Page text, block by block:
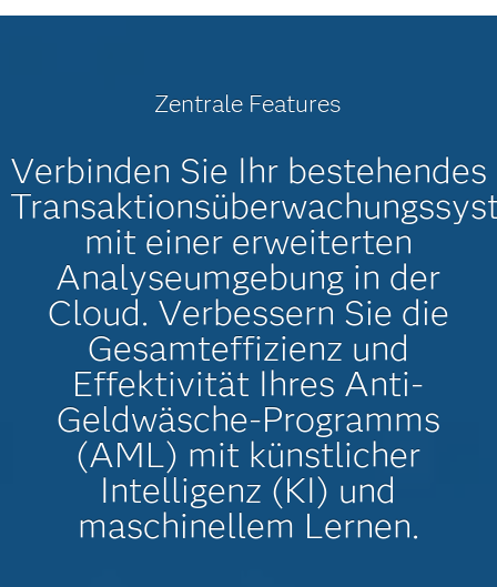
Zentrale Features
Verbinden Sie Ihr bestehendes
mit einer erweiterten
Analyseumgebung in der
Cloud. Verbessern Sie die
Gesamteffizienz und
Effektivität Ihres Anti-
Geldwäsche-Programms
(AML) mit künstlicher
Intelligenz (KI) und
maschinellem Lernen.